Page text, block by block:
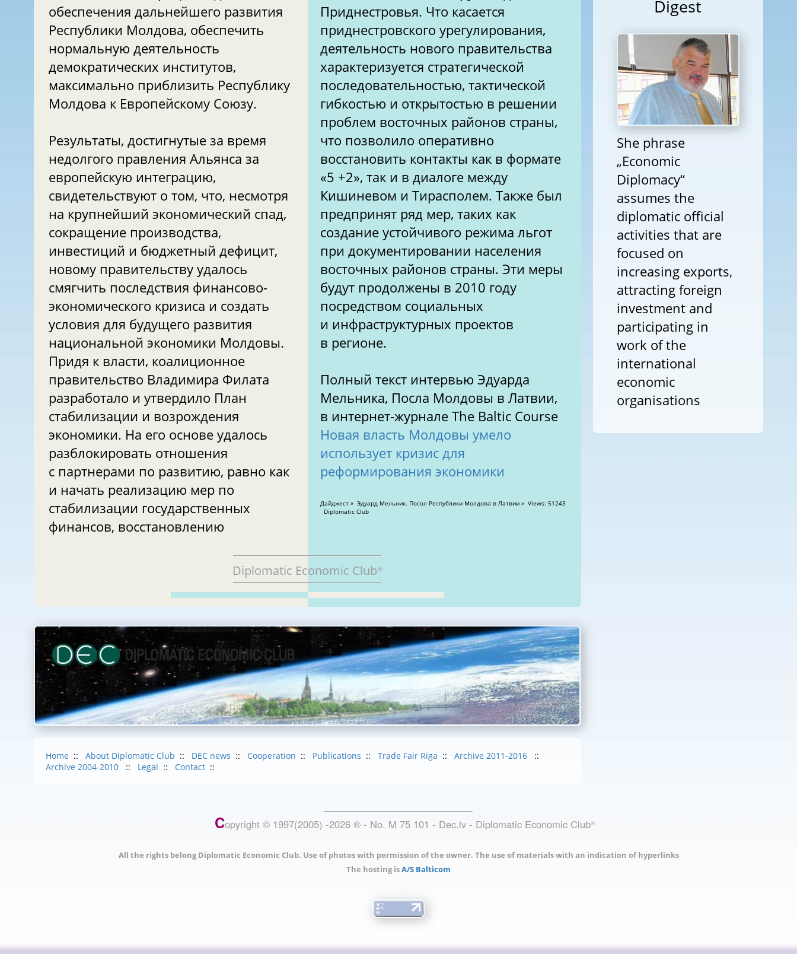
обеспечения дальнейшего развития
Республики Молдова, обеспечить
нормальную деятельность
демократических институтов,
максимально приблизить Республику
Молдова к Европейскому Союзу.
Результаты, достигнутые за время
недолгого правления Альянса за
европейскую интеграцию,
свидетельствуют о том, что, несмотря
на крупнейший экономический спад,
сокращение производства,
инвестиций и бюджетный дефицит,
новому правительству удалось
смягчить последствия финансово-
экономического кризиса и создать
условия для будущего развития
национальной экономики Молдовы.
Придя к власти, коалиционное
правительство Владимира Филата
разработало и утвердило План
стабилизации и возрождения
экономики. На его основе удалось
разблокировать отношения
с партнерами по развитию, равно как
и начать реализацию мер по
стабилизации государственных
финансов, восстановлению
Приднестровья. Что касается
приднестровского урегулирования,
деятельность нового правительства
характеризуется стратегической
последовательностью, тактической
гибкостью и открытостью в решении
проблем восточных районов страны,
что позволило оперативно
восстановить контакты как в формате
«5 +2», так и в диалоге между
Кишиневом и Тирасполем. Также был
предпринят ряд мер, таких как
создание устойчивого режима льгот
при документировании населения
восточных районов страны. Эти меры
будут продолжены в 2010 году
посредством социальных
и инфраструктурных проектов
в регионе.
Полный текст интервью Эдуарда
Мельника, Посла Молдовы в Латвии,
в интернет-журнале The Baltic Course
Новая власть Молдовы умело
использует кризис для
реформирования экономики
Дайджест » Эдуард Мельник. Посол Республики Молдова в Латвии » Views: 51243
Diplomatic Club
Diplomatic Economic Club®
Home :: About Diplomatic Club :: DEC news :: Cooperation :: Publications :: Trade Fair Riga :: Archive 2011-2016
::
Archive 2004-2010
:: Legal :: Contact ::
Digest
She phrase
„Economic
Diplomacy“
assumes the
diplomatic official
activities that are
focused on
increasing exports,
attracting foreign
investment and
participating in
work of the
international
economic
organisations
Copyright © 1997(2005) -2026 ®- No. M 75 101 - Dec.lv - Diplomatic Economic Club®
All the rights belong Diplomatic Economic Club. Use of photos with permission of the owner. The use of materials with an indication of hyperlinks
The hosting isA/S Balticom